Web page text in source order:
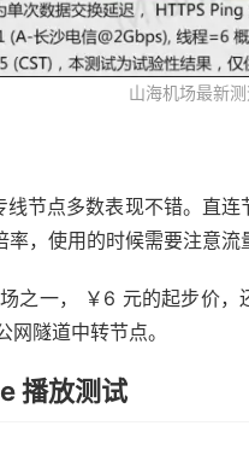
山海机场最新测
节点多数表现不错。直
，使用的时候需要注意流
之一， ￥6 元的起步价
隧道中转节点。
播放测试